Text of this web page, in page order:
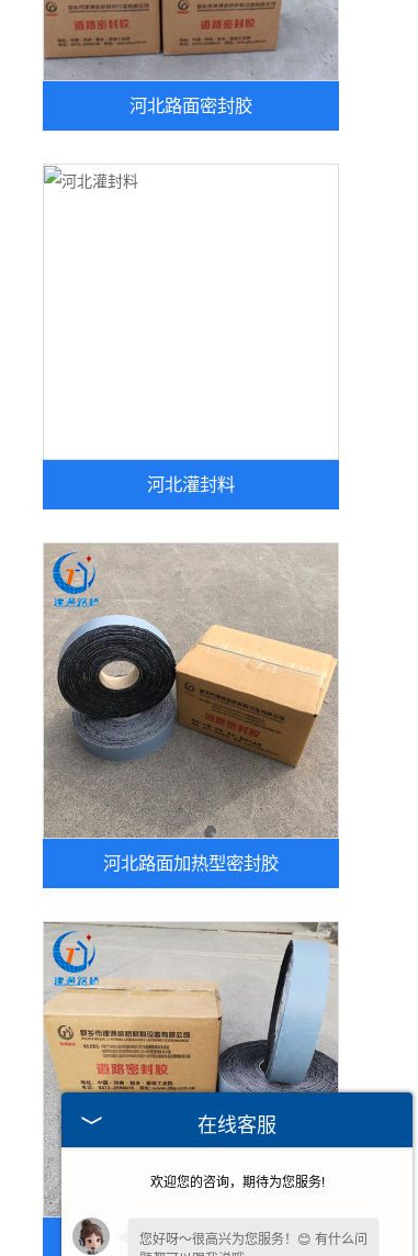
河北路面密封胶
河北灌封料
河北路面加热型密封胶
河北公路灌缝胶
在线客服
欢迎您的咨询，期待为您服务!
您好呀～很高兴为您服务！😊 有什么问